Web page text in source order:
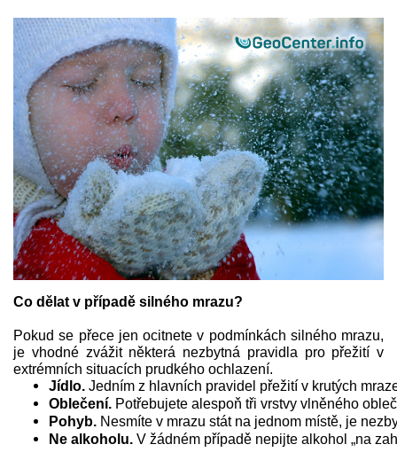
Co dělat v případě silného mrazu?
Pokud se přece jen ocitnete v podmínkách silného mrazu,
je vhodné zvážit některá nezbytná pravidla pro přežití v
extrémních situacích prudkého ochlazení.
Jídlo. Jedním z hlavních pravidel přežití v krutých
Oblečení. Potřebujete alespoň tři vrstvy vlněného
Pohyb. Nesmíte v mrazu stát na jednom místě, je
Ne alkoholu. V žádném případě nepijte alkohol „na